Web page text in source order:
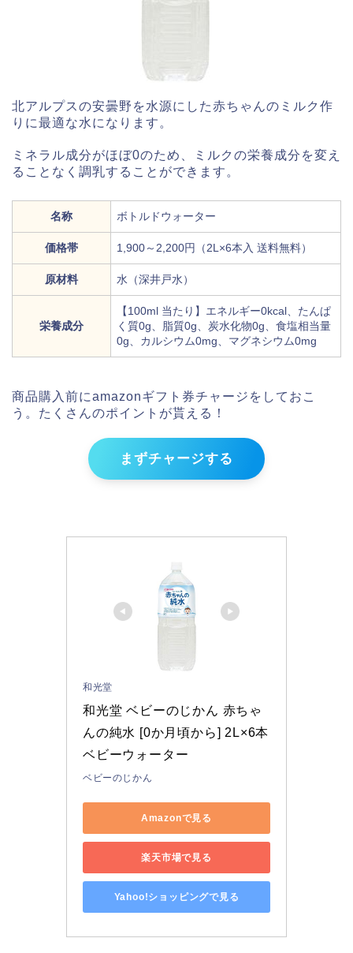
北アルプスの安曇野を水源にした赤ちゃんのミルク作
りに最適な水になります。
ミネラル成分がほぼ0のため、ミルクの栄養成分を変え
ることなく調乳することができます。
名称 ボトルドウォーター
価格帯 1,900～2,200円（2L×6本入 送料無料）
原材料 水（深井戸水）
栄養成分
【100ml 当たり】エネルギー0kcal、たんぱ
く質0g、脂質0g、炭水化物0g、食塩相当量
0g、カルシウム0mg、マグネシウム0mg
商品購入前にamazonギフト券チャージをしておこ
う。たくさんのポイントが貰える！
まずチャージする
和光堂
和光堂 ベビーのじかん 赤ちゃ
んの純水 [0か月頃から] 2L×6本
ベビーウォーター
ベビーのじかん
Amazonで見る
楽天市場で見る
Yahoo!ショッピングで見る